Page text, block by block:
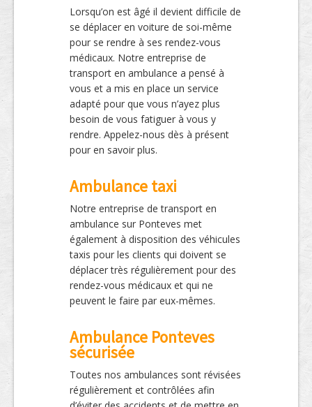
Lorsqu’on est âgé il devient difficile de
se déplacer en voiture de soi-même
pour se rendre à ses rendez-vous
médicaux. Notre entreprise de
transport en ambulance a pensé à
vous et a mis en place un service
adapté pour que vous n’ayez plus
besoin de vous fatiguer à vous y
rendre. Appelez-nous dès à présent
pour en savoir plus.
Ambulance taxi
Notre entreprise de transport en
ambulance sur Ponteves met
également à disposition des véhicules
taxis pour les clients qui doivent se
déplacer très régulièrement pour des
rendez-vous médicaux et qui ne
peuvent le faire par eux-mêmes.
Ambulance Ponteves
sécurisée
Toutes nos ambulances sont révisées
régulièrement et contrôlées afin